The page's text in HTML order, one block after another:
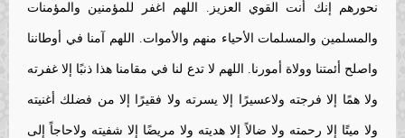
نحورهم إنك أنت القوي العزيز. اللهم اغفر للمؤمنين والمؤمنات
والمسلمين والمسلمات الأحياء منهم والأموات. اللهم آمنا في أوطاننا
واصلح أئمتنا وولاة أمورنا. اللهم لا تدع لنا في مقامنا هذا ذنبًا إلا غفرته
ولا همًا إلا فرجته ولاعسيرًا إلا يسرته ولا فقيرًا إلا من فضلك أغنيته
ولا ميتًا إلا رحمته ولا ضالاً إلا هديته ولا مريضًا إلا شفيته ولاحاجاً إلى